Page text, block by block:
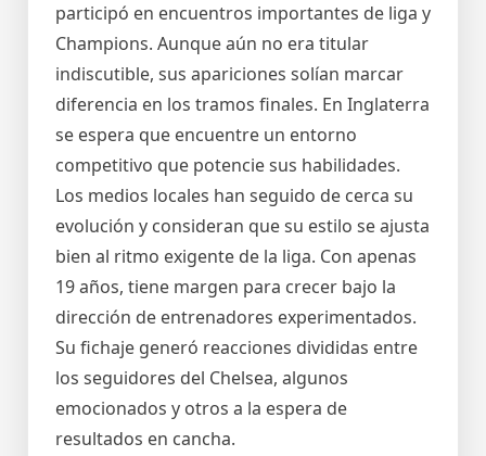
participó en encuentros importantes de liga y
Champions. Aunque aún no era titular
indiscutible, sus apariciones solían marcar
diferencia en los tramos finales. En Inglaterra
se espera que encuentre un entorno
competitivo que potencie sus habilidades.
Los medios locales han seguido de cerca su
evolución y consideran que su estilo se ajusta
bien al ritmo exigente de la liga. Con apenas
19 años, tiene margen para crecer bajo la
dirección de entrenadores experimentados.
Su fichaje generó reacciones divididas entre
los seguidores del Chelsea, algunos
emocionados y otros a la espera de
resultados en cancha.